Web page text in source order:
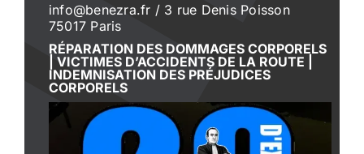
info@benezra.fr / 3 rue Denis Poisson
75017 Paris
RÉPARATION DES DOMMAGES CORPORELS
| VICTIMES D’ACCIDENTS DE LA ROUTE |
INDEMNISATION DES PRÉJUDICES
CORPORELS